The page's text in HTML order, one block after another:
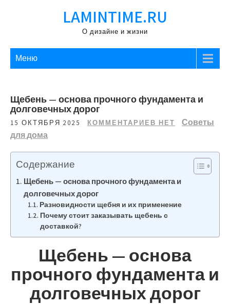
LAMINTIME.RU
О дизайне и жизни
Меню
Щебень — основа прочного фундамента и
долговечных дорог
15 ОКТЯБРЯ 2025 КОММЕНТАРИЕВ НЕТ
Советы
для дома
Содержание
Щебень — основа прочного фундамента и
долговечных дорог
Разновидности щебня и их применение
Почему стоит заказывать щебень с
доставкой?
Щебень — основа
прочного фундамента и
долговечных дорог